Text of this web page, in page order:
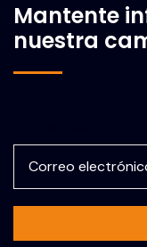
Mantente
nuestra